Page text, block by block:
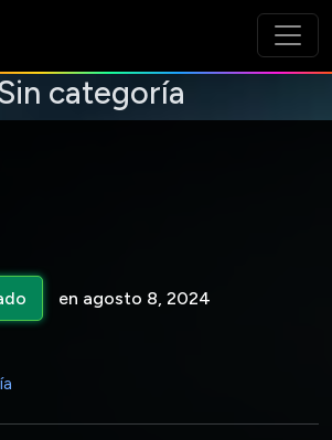
categoría
en agosto 8, 2024